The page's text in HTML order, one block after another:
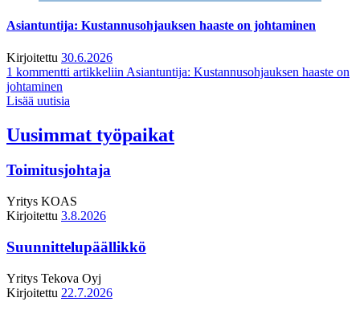
Asiantuntija: Kustannusohjauksen haaste on johtaminen
Kirjoitettu 30.6.2026
1 kommentti artikkeliin Asiantuntija: Kustannusohjauksen haaste on
johtaminen
Lisää uutisia
Uusimmat työpaikat
Toimitusjohtaja
Yritys KOAS
Kirjoitettu 3.8.2026
Suunnittelupäällikkö
Yritys Tekova Oyj
Kirjoitettu 22.7.2026